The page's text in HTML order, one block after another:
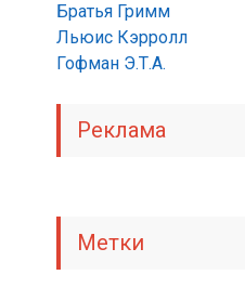
Братья Гримм
Льюис Кэрролл
Гофман Э.Т.А.
Реклама
Метки